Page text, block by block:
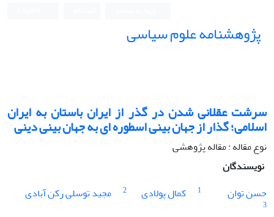
پژوهشنامه علوم سیاسی
سرشت عقلانی شدن در گذر از ایران باستان به ایران
اسلامی؛ گذار از جهان بینی اسطوره ای به جهان بینی دینی
نوع مقاله : مقاله پژوهشی
نویسندگان
حسن توان
1 کمال پولادی 2 مجید توسلی رکن آبادی
3